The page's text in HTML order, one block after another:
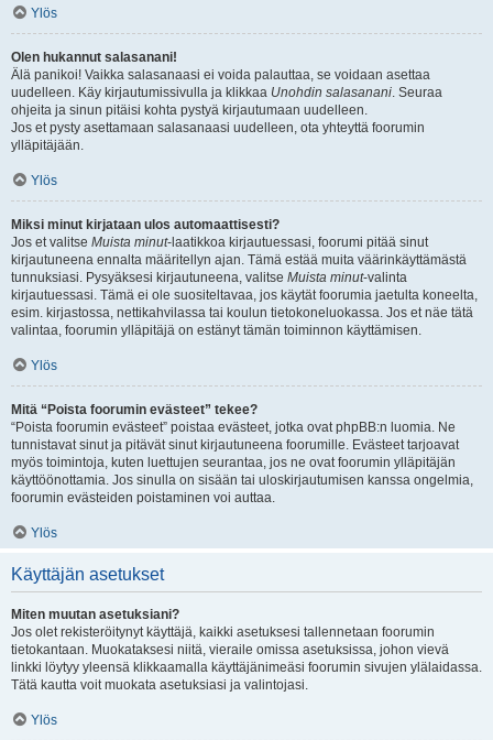
Ylös
Olen hukannut salasanani!
Älä panikoi! Vaikka salasanaasi ei voida palauttaa, se voidaan asettaa
uudelleen. Käy kirjautumissivulla ja klikkaa Unohdin salasanani. Seuraa
ohjeita ja sinun pitäisi kohta pystyä kirjautumaan uudelleen.
Jos et pysty asettamaan salasanaasi uudelleen, ota yhteyttä foorumin
ylläpitäjään.
Ylös
Miksi minut kirjataan ulos automaattisesti?
Jos et valitse Muista minut-laatikkoa kirjautuessasi, foorumi pitää sinut
kirjautuneena ennalta määritellyn ajan. Tämä estää muita väärinkäyttämästä
tunnuksiasi. Pysyäksesi kirjautuneena, valitse Muista minut-valinta
kirjautuessasi. Tämä ei ole suositeltavaa, jos käytät foorumia jaetulta koneelta,
esim. kirjastossa, nettikahvilassa tai koulun tietokoneluokassa. Jos et näe tätä
valintaa, foorumin ylläpitäjä on estänyt tämän toiminnon käyttämisen.
Ylös
Mitä “Poista foorumin evästeet” tekee?
“Poista foorumin evästeet” poistaa evästeet, jotka ovat phpBB:n luomia. Ne
tunnistavat sinut ja pitävät sinut kirjautuneena foorumille. Evästeet tarjoavat
myös toimintoja, kuten luettujen seurantaa, jos ne ovat foorumin ylläpitäjän
käyttöönottamia. Jos sinulla on sisään tai uloskirjautumisen kanssa ongelmia,
foorumin evästeiden poistaminen voi auttaa.
Ylös
Käyttäjän asetukset
Miten muutan asetuksiani?
Jos olet rekisteröitynyt käyttäjä, kaikki asetuksesi tallennetaan foorumin
tietokantaan. Muokataksesi niitä, vieraile omissa asetuksissa, johon vievä
linkki löytyy yleensä klikkaamalla käyttäjänimeäsi foorumin sivujen ylälaidassa.
Tätä kautta voit muokata asetuksiasi ja valintojasi.
Ylös